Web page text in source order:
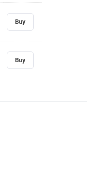
Buy
Buy